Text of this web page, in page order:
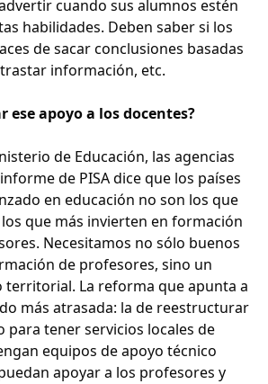
cuando sus alumnos estén
habilidades. Deben saber si los
de sacar conclusiones basadas
información, etc.
ese apoyo a los docentes?
de Educación, las agencias
de PISA dice que los países
en educación no son los que
que más invierten en formación
Necesitamos no sólo buenos
de profesores, sino un
territorial. La reforma que apunta a
más atrasada: la de reestructurar
para tener servicios locales de
equipos de apoyo técnico
apoyar a los profesores y